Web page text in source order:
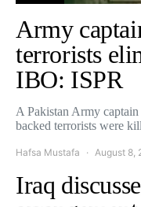
Army
terrorists
IBO: ISPR
A Pakistan Army
backed terrorists were
Hafsa Mustafa August 8,
Iraq